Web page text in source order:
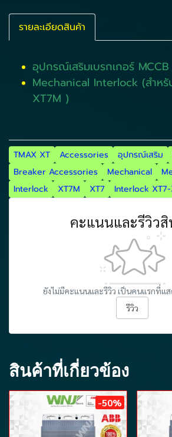
รายละเอียดสินค้า
อุปกรณ์เสริมเบรกเกอร์
Mechanical Interlock (สำหรั
XT7M )
TMAX XT Accessories อุปกรณ์เสริม
Breaker Accessories
Mechanical
Interlock
XT7M XT7 Interlock XT7-
คะแนนและรีวิว
ยังไม่มีคะแนนและรีวิว เป็นคนแรกที่แ
รีวิว
สินค้าที่เกี่ยวข้อง
-50%